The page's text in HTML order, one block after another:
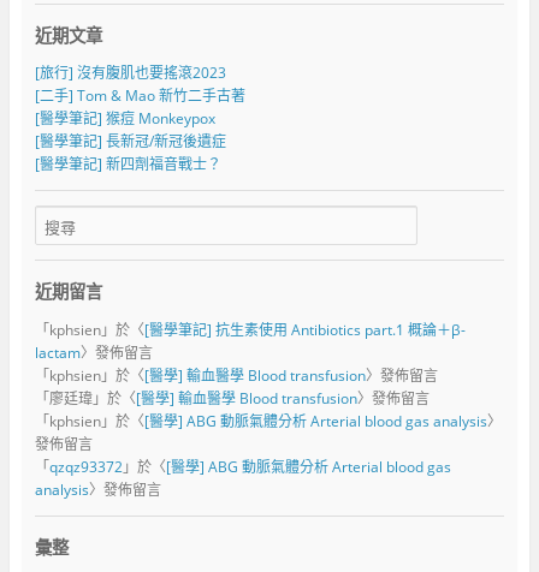
近期文章
[旅行] 沒有腹肌也要搖滾2023
[二手] Tom & Mao 新竹二手古著
[醫學筆記] 猴痘 Monkeypox
[醫學筆記] 長新冠/新冠後遺症
[醫學筆記] 新四劑福音戰士？
近期留言
「kphsien」於〈[醫學筆記] 抗生素使用 Antibiotics part.1 概論＋β-
lactam〉發佈留言
「kphsien」於〈[醫學] 輸血醫學 Blood transfusion〉發佈留言
「廖廷瑋」於〈[醫學] 輸血醫學 Blood transfusion〉發佈留言
「kphsien」於〈[醫學] ABG 動脈氣體分析 Arterial blood gas analysis〉
發佈留言
「qzqz93372」於〈[醫學] ABG 動脈氣體分析 Arterial blood gas
analysis〉發佈留言
彙整